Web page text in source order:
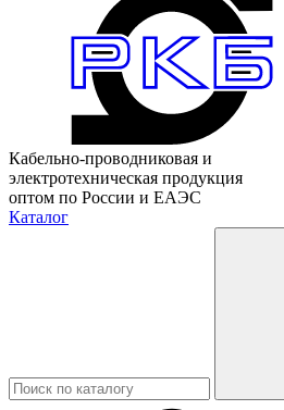
Кабельно-проводниковая и
электротехническая продукция
оптом по России и ЕАЭС
Каталог